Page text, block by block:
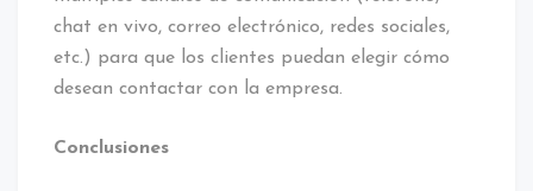
chat en vivo, correo electrónico, redes sociales,
etc.) para que los clientes puedan elegir cómo
desean contactar con la empresa.
Conclusiones